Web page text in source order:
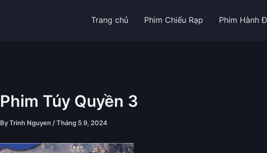
Trang chủ Phim Chiếu Rạp Phim Hành
Phim Túy Quyền 3
ByTrinh Nguyen /Tháng 5 9, 2024